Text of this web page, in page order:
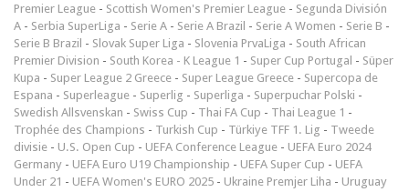
Premier League - Scottish Women's Premier League - Segunda División
A - Serbia SuperLiga - Serie A - Serie A Brazil - Serie A Women - Serie B -
Serie B Brazil - Slovak Super Liga - Slovenia PrvaLiga - South African
Premier Division - South Korea - K League 1 - Super Cup Portugal - Süper
Kupa - Super League 2 Greece - Super League Greece - Supercopa de
Espana - Superleague - Superlig - Superliga - Superpuchar Polski -
Swedish Allsvenskan - Swiss Cup - Thai FA Cup - Thai League 1 -
Trophée des Champions - Turkish Cup - Türkiye TFF 1. Lig - Tweede
divisie - U.S. Open Cup - UEFA Conference League - UEFA Euro 2024
Germany - UEFA Euro U19 Championship - UEFA Super Cup - UEFA
Under 21 - UEFA Women's EURO 2025 - Ukraine Premjer Liha - Uruguay